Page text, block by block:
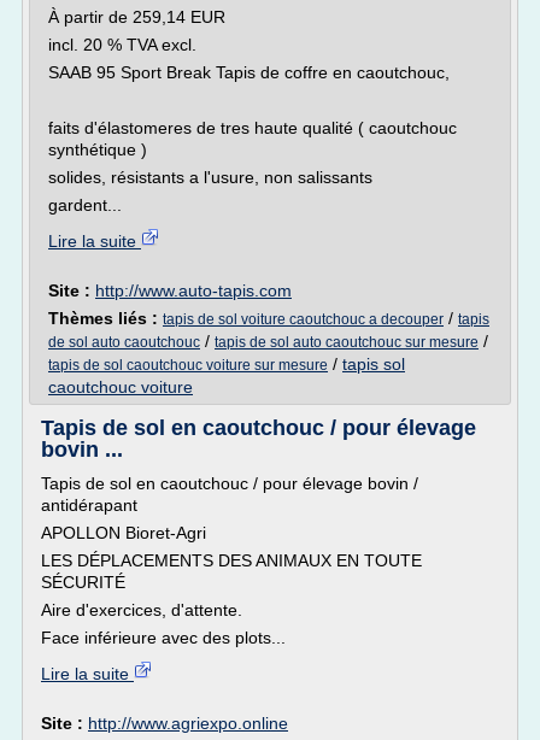
À partir de 259,14 EUR
incl. 20 % TVA excl.
SAAB 95 Sport Break Tapis de coffre en caoutchouc,
faits d'élastomeres de tres haute qualité ( caoutchouc
synthétique )
solides, résistants a l'usure, non salissants
gardent...
Lire la suite
Site : http://www.auto-tapis.com
Thèmes liés : tapis de sol voiture caoutchouc a decouper / tapis
de sol auto caoutchouc / tapis de sol auto caoutchouc sur mesure /
tapis de sol caoutchouc voiture sur mesure / tapis sol
caoutchouc voiture
Tapis de sol en caoutchouc / pour élevage
bovin ...
Tapis de sol en caoutchouc / pour élevage bovin /
antidérapant
APOLLON Bioret-Agri
LES DÉPLACEMENTS DES ANIMAUX EN TOUTE
SÉCURITÉ
Aire d'exercices, d'attente.
Face inférieure avec des plots...
Lire la suite
Site : http://www.agriexpo.online